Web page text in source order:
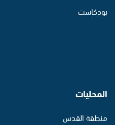
بودكاست
المحليات
منطقة القدس